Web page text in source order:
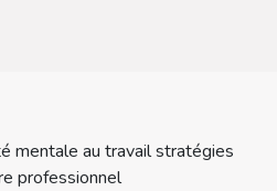
mentale au travail stratégies
professionnel